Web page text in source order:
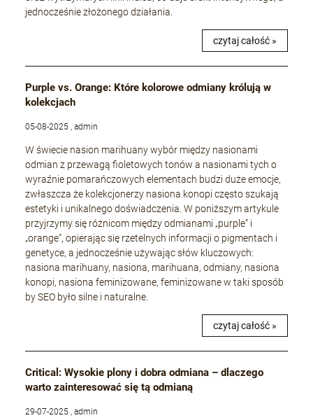
jednocześnie złożonego działania.
czytaj całość »
Purple vs. Orange: Które kolorowe odmiany królują w
kolekcjach
05-08-2025 , admin
W świecie nasion marihuany wybór między nasionami
odmian z przewagą fioletowych tonów a nasionami tych o
wyraźnie pomarańczowych elementach budzi duże emocje,
zwłaszcza że kolekcjonerzy nasiona konopi często szukają
estetyki i unikalnego doświadczenia. W poniższym artykule
przyjrzymy się różnicom między odmianami „purple” i
„orange”, opierając się rzetelnych informacji o pigmentach i
genetyce, a jednocześnie używając słów kluczowych:
nasiona marihuany, nasiona, marihuana, odmiany, nasiona
konopi, nasiona feminizowane, feminizowane w taki sposób
by SEO było silne i naturalne.
czytaj całość »
Critical: Wysokie plony i dobra odmiana – dlaczego
warto zainteresować się tą odmianą
29-07-2025 , admin